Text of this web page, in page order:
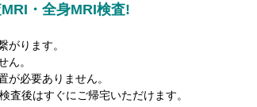
・全身MRI検査!
ります。
ん。
必要ありません。
後はすぐにご帰宅いただけます。